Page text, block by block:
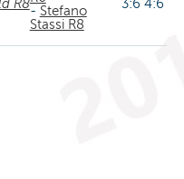
R8- Stefano
Stassi R8
3:6 4:6